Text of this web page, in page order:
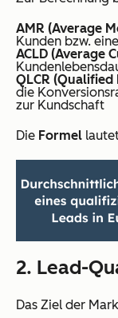
AMR (Average
Kunden bzw.
ACLD (Average
QLCR
die
zur Kundschaft
Die Formel
2. Lead-
Das Ziel der